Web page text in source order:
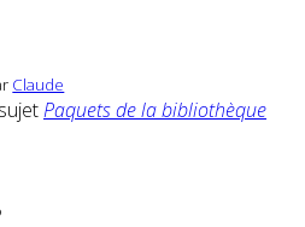
Claude
Paquets de la bibliothèque